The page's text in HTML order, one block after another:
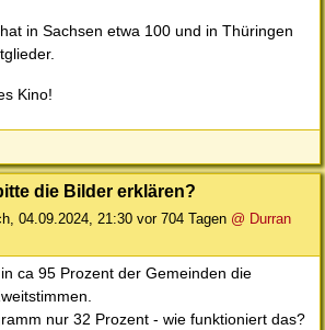
in Sachsen etwa 100 und in Thüringen
Kino!
die Bilder erklären?
04.09.2024, 21:30 vor 704 Tagen @ Durran
ca 95 Prozent der Gemeinden die
nur 32 Prozent - wie funktioniert das?